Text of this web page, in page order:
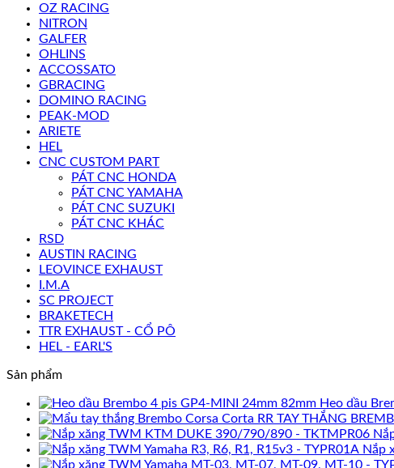
OZ RACING
NITRON
GALFER
OHLINS
ACCOSSATO
GBRACING
DOMINO RACING
PEAK-MOD
ARIETE
HEL
CNC CUSTOM PART
PÁT CNC HONDA
PÁT CNC YAMAHA
PÁT CNC SUZUKI
PÁT CNC KHÁC
RSD
AUSTIN RACING
LEOVINCE EXHAUST
I.M.A
SC PROJECT
BRAKETECH
TTR EXHAUST - CỔ PÔ
HEL - EARL'S
Sản phẩm
Heo dầu
TAY THẮNG
Nắp